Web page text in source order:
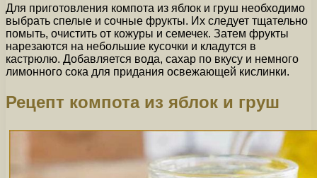
Для приготовления компота из яблок и груш необходимо
выбрать спелые и сочные фрукты. Их следует тщательно
помыть, очистить от кожуры и семечек. Затем фрукты
нарезаются на небольшие кусочки и кладутся в
кастрюлю. Добавляется вода, сахар по вкусу и немного
лимонного сока для придания освежающей кислинки.
Рецепт компота из яблок и груш